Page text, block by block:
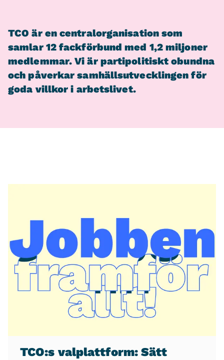
TCO är en centralorganisation som
samlar 12 fackförbund med 1,2 miljoner
medlemmar. Vi är partipolitiskt obundna
och påverkar samhällsutvecklingen för
goda villkor i arbetslivet.
TCO:s valplattform: Sätt